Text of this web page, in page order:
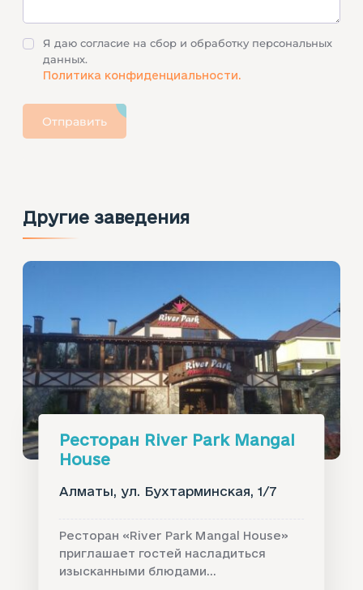
Я даю согласие на сбор и обработку персональных
данных.
Политика конфиденциальности.
Отправить
Другие заведения
Ресторан River Park Mangal
House
Алматы, ул. Бухтарминская, 1/7
Ресторан «River Park Mangal House»
приглашает гостей насладиться
изысканными блюдами...